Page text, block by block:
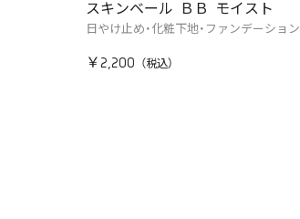
スキンベール ＢＢ モイスト
日やけ止め・化粧下地・ファンデーション
￥2,200